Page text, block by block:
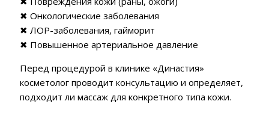
✖ Онкологические заболевания
✖ ЛОР-заболевания, гайморит
✖ Повышенное артериальное давление
Перед процедурой в клинике «Династия»
косметолог проводит консультацию и определяет,
подходит ли массаж для конкретного типа кожи.